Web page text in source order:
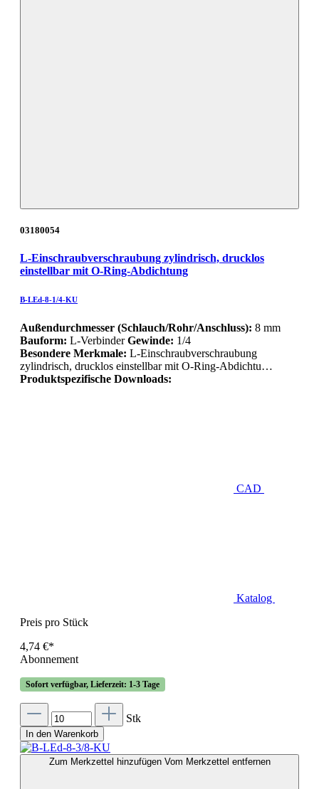
03180054
L-Einschraubverschraubung zylindrisch, drucklos
einstellbar mit O-Ring-Abdichtung
B-LEd-8-1/4-KU
Außendurchmesser (Schlauch/Rohr/Anschluss): 8 mm
Bauform: L-VerbinderGewinde: 1/4
Besondere Merkmale: L-Einschraubverschraubung
zylindrisch, drucklos einstellbar mit O-Ring-Abdichtu…
Produktspezifische Downloads:
CAD
Katalog
Preis pro Stück
4,74 €*
Abonnement
Sofort verfügbar, Lieferzeit: 1-3 Tage
Stk
In den Warenkorb
Zum Merkzettel hinzufügen Vom Merkzettel entfernen